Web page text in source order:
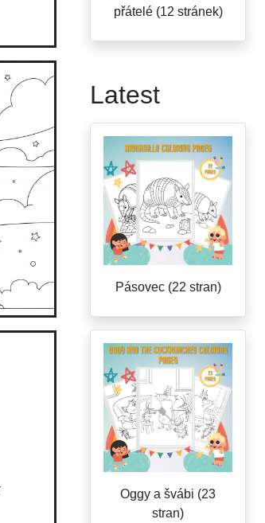
přátelé (12 stránek)
Latest
Pásovec (22 stran)
Oggy a švábi (23
stran)